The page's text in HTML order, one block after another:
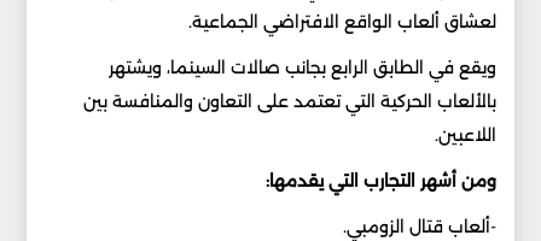
لعشاق ألعاب الواقع الافتراضي الجماعية.
ويقع في الطابق الرابع بجانب صالات السينما، ويشتهر
بالألعاب الحركية التي تعتمد على التعاون والمنافسة بين
اللاعبين.
ومن أشهر التجارب التي يقدمها:
-ألعاب قتال الزومبي.